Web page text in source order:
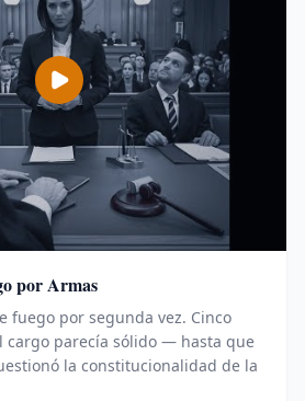
por Armas
fuego por segunda vez. Cinco
cargo parecía sólido — hasta que
la constitucionalidad de la